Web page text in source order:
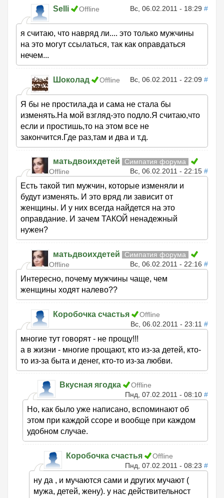
Selli Offline Вс, 06.02.2011 - 18:29 #
я считаю, что навряд ли.... это только мужчины
на это могут ссылаться, так как оправдаться
нечем...
Шоколад Offline Вс, 06.02.2011 - 22:09 #
Я бы не простила,да и сама не стала бы
изменять.На мой взгляд-это подло.Я считаю,что
если и простишь,то на этом все не
закончится.Где раз,там и два и т.д.
матьдвоихдетей
Симпатия форума
Offline
Вс, 06.02.2011 - 22:15 #
Есть такой тип мужчин, которые изменяли и
будут изменять. И это вряд ли зависит от
женщины. И у них всегда найдется на это
оправдание. И зачем ТАКОЙ ненадежный
нужен?
матьдвоихдетей
Симпатия форума
Offline
Вс, 06.02.2011 - 22:16 #
Интересно, почему мужчины чаще, чем
женщины ходят налево??
Коробочка счастья
Offline
Вс, 06.02.2011 - 23:11 #
многие тут говорят - не прощу!!!
а в жизни - многие прощают, кто из-за детей, кто-
то из-за быта и денег, кто-то из-за любви.
Вкусная ягодка
Offline
Пнд, 07.02.2011 - 08:10 #
Но, как было уже написано, вспоминают об
этом при каждой ссоре и вообще при каждом
удобном случае.
Коробочка счастья
Offline
Пнд, 07.02.2011 - 08:23 #
ну да , и мучаются сами и других мучают (
мужа, детей, жену). у нас действительност